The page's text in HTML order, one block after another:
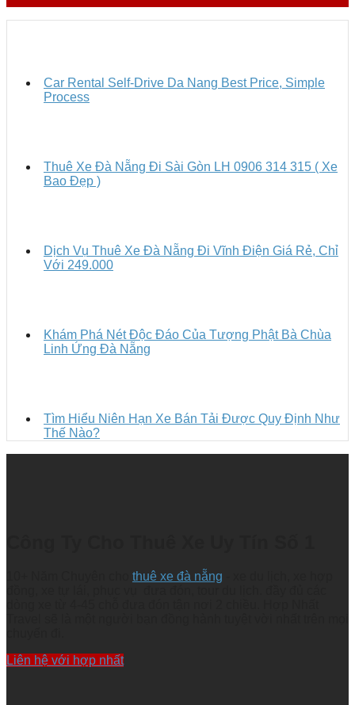
Car Rental Self-Drive Da Nang Best Price, Simple
Process
Thuê Xe Đà Nẵng Đi Sài Gòn LH 0906 314 315 ( Xe
Bao Đẹp )
Dịch Vụ Thuê Xe Đà Nẵng Đi Vĩnh Điện Giá Rẻ, Chỉ
Với 249.000
Khám Phá Nét Độc Đáo Của Tượng Phật Bà Chùa
Linh Ứng Đà Nẵng
Tìm Hiểu Niên Hạn Xe Bán Tải Được Quy Định Như
Thế Nào?
thuê xe đà nẵng
Liên hệ với hợp nhất